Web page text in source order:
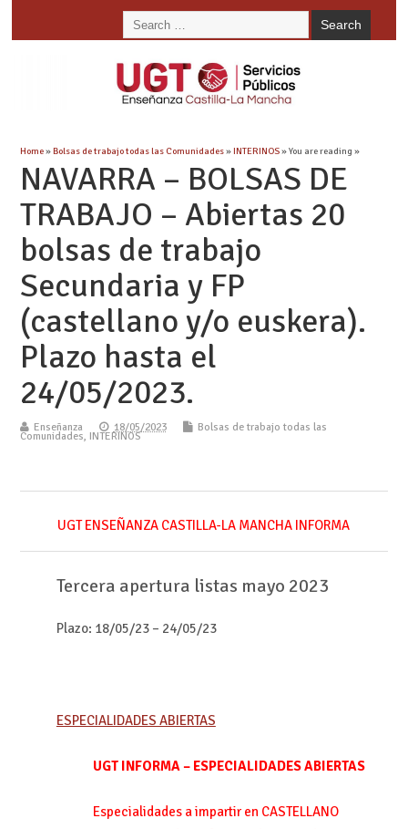
Home»Bolsas de trabajo todas las Comunidades»INTERINOS» You are reading »
NAVARRA – BOLSAS DE
TRABAJO – Abiertas 20
bolsas de trabajo
Secundaria y FP
(castellano y/o euskera).
Plazo hasta el
24/05/2023.
Enseñanza 18/05/2023 Bolsas de trabajo todas las
Comunidades, INTERINOS
UGT ENSEÑANZA CASTILLA-LA MANCHA INFORMA
Tercera apertura listas mayo 2023
Plazo: 18/05/23 – 24/05/23
ESPECIALIDADES ABIERTAS
UGT INFORMA – ESPECIALIDADES ABIERTAS
Especialidades a impartir en CASTELLANO